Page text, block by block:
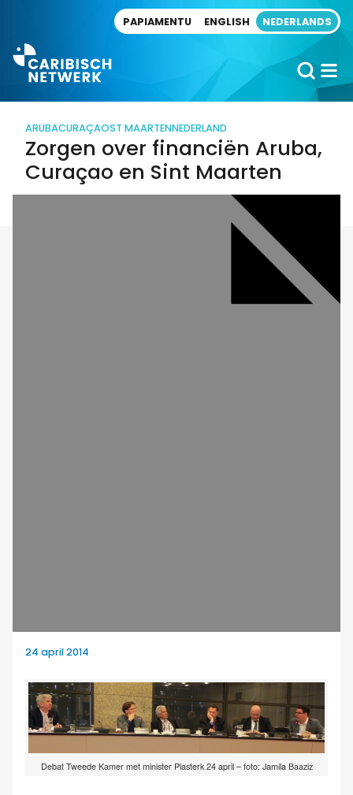
PAPIAMENTU ENGLISH NEDERLANDS
ARUBACURAÇAOST MAARTENNEDERLAND
Zorgen over financiën Aruba,
Curaçao en Sint Maarten
24 april 2014
Debat Tweede Kamer met minister Plasterk 24 april – foto: Jamila Baaziz